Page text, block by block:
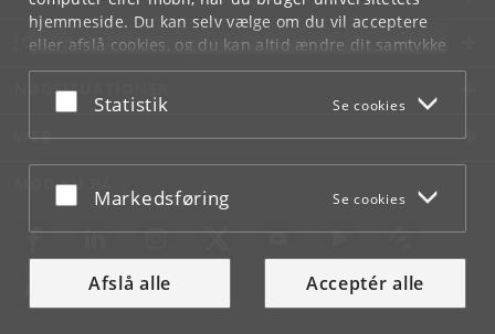
hjemmeside. Du kan selv vælge om du vil acceptere
eller afslå cookies, og du kan altid ændre dit samtykke
underCookie- og privatlivspolitiksom du finder i
bunden af hver side.
Acceptér eller afslå
Statistik Se cookies
Acceptér eller afslå
Markedsføring Se cookies
Afslå alle Acceptér alle
JOB OG KARRIERE
NØDSITUATIONER
WEB
MØD KU PÅ